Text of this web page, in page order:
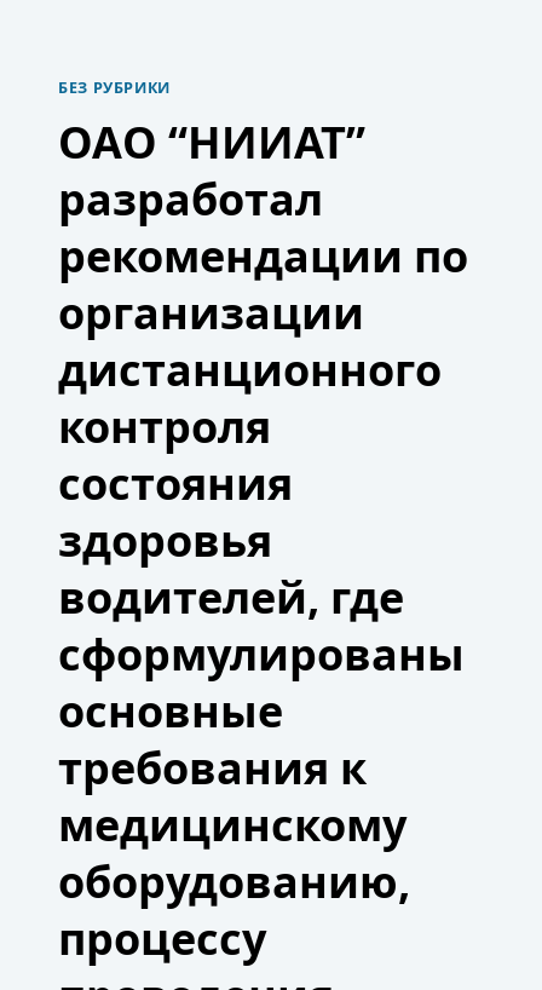
ОНЛАЙН
СЕМИНАР
НИИАТ,
14
БЕЗ РУБРИКИ
ОАО “НИИАТ”
разработал
рекомендации по
организации
дистанционного
контроля
состояния
здоровья
водителей, где
сформулированы
основные
требования к
медицинскому
оборудованию,
процессу